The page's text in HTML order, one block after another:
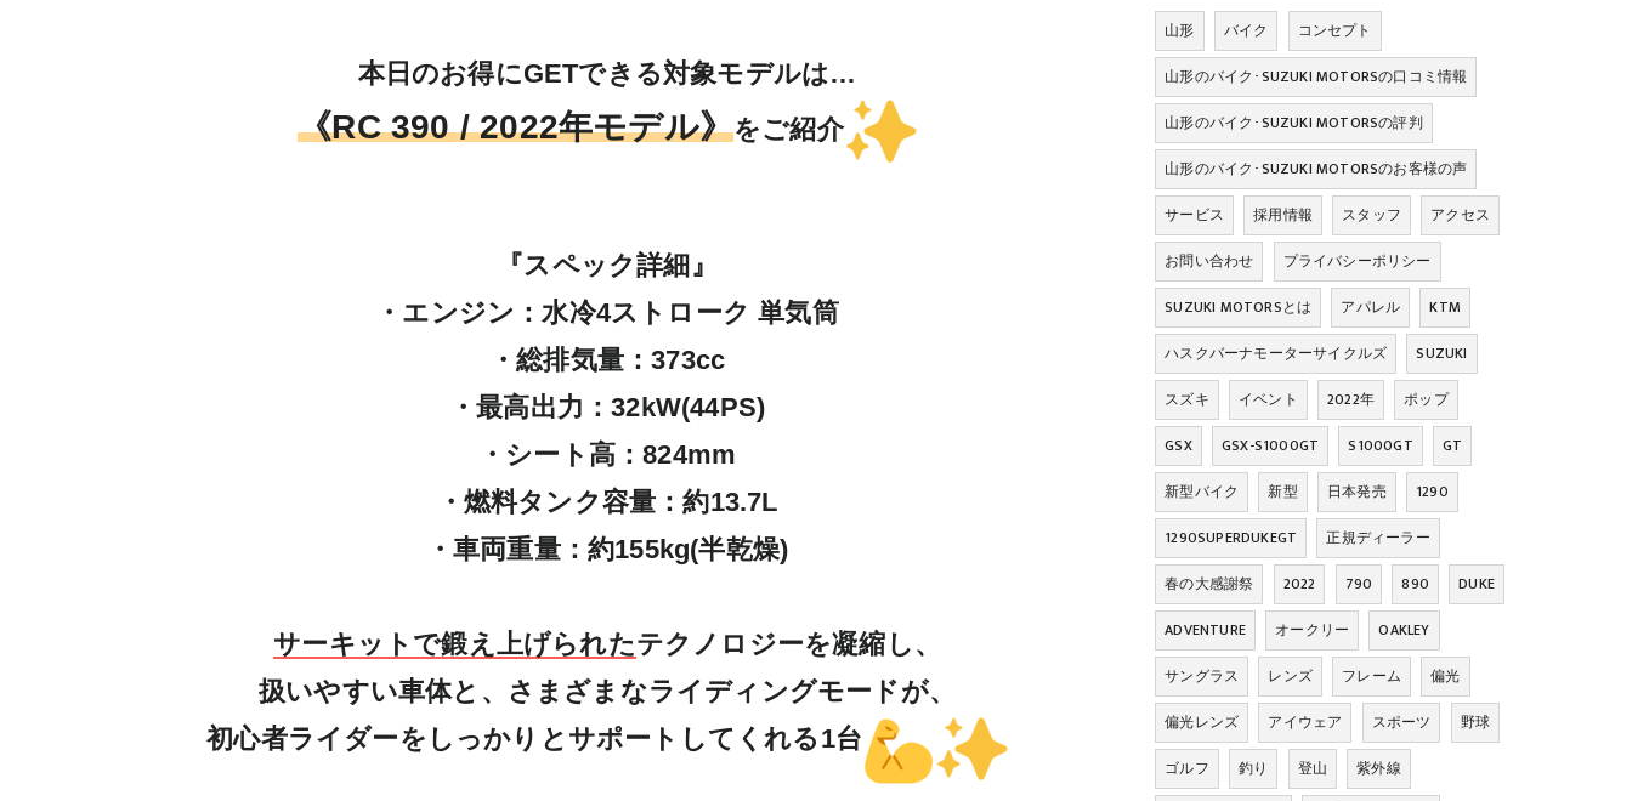
《RC 390 / 2022年モデル》をご紹介
『スペック詳細』
・エンジン：水冷4ストローク 単気筒
・総排気量：373cc
・最高出力：32kW(44PS)
・シート高：824mm
・燃料タンク容量：約13.7L
・車両重量：約155kg(半乾燥)
サーキットで鍛え上げられたテクノロジーを凝縮し、
扱いやすい車体と、さまざまなライディングモードが、
初心者ライダーをしっかりとサポートしてくれる1台
山形 バイク
コンセプト
山形のバイク･SUZUKI MOTORSの口コミ情報
山形のバイク･SUZUKI MOTORSの評判
山形のバイク･SUZUKI MOTORSのお客様の声
サービス
採用情報 スタッフ
アクセス
お問い合わせ
プライバシーポリシー
SUZUKI MOTORSとは
アパレル
KTM
ハスクバーナモーターサイクルズ
SUZUKI
スズキ
イベント 2022年
ポップ
GSX
GSX-S1000GT S1000GT
GT
新型バイク
新型 日本発売
1290
1290SUPERDUKEGT
正規ディーラー
春の大感謝祭
2022 790 890
DUKE
ADVENTURE
オークリー
OAKLEY
サングラス
レンズ フレーム
偏光
偏光レンズ
アイウェア スポーツ
野球
ゴルフ
釣り 登山
紫外線